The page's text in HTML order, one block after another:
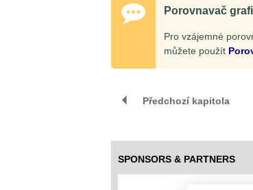
Porovnavač
Pro vzájemné
můžete použít
Předchozí kapitola
SPONSORS & PARTNERS